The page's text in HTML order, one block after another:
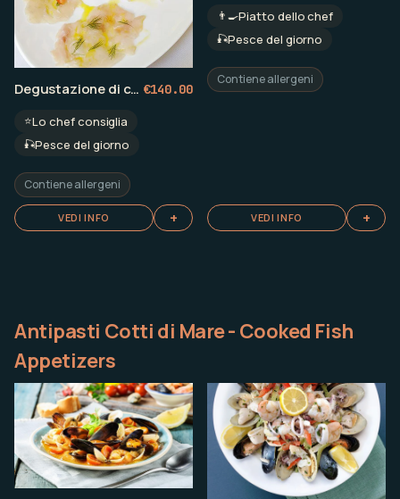
Degustazione di crostacei crudi €140.00
⭐Lo chef consiglia
🎣Pesce del giorno
Contiene allergeni
VEDI INFO +
👨‍🍳Piatto dello chef
🎣Pesce del giorno
Contiene allergeni
VEDI INFO +
Antipasti Cotti di Mare - Cooked Fish
Appetizers